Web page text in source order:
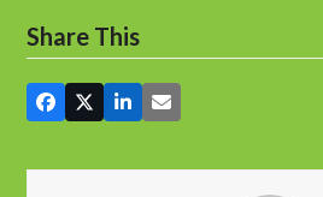
Share This